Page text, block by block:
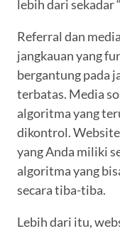
lebih dari sekadar
Referral dan
jangkauan yang
bergantung pada
terbatas. Media
algoritma yang
dikontrol.
yang Anda miliki
algoritma yang
secara tiba-tiba.
Lebih dari itu,